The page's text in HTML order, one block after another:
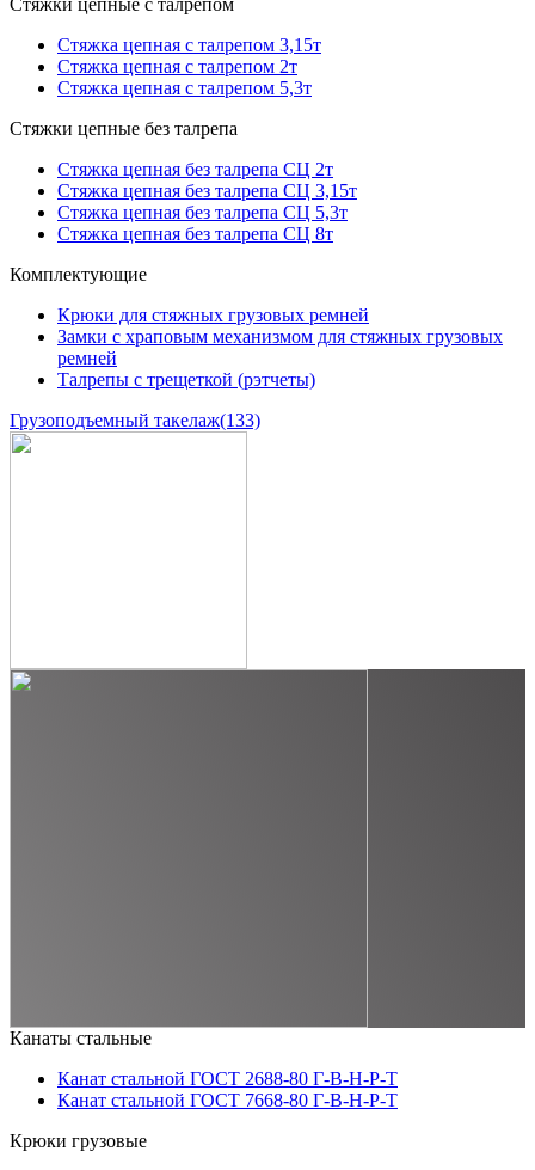
Стяжки цепные с талрепом
Стяжка цепная с талрепом 3,15т
Стяжка цепная с талрепом 2т
Стяжка цепная с талрепом 5,3т
Стяжки цепные без талрепа
Стяжка цепная без талрепа СЦ 2т
Стяжка цепная без талрепа СЦ 3,15т
Стяжка цепная без талрепа СЦ 5,3т
Стяжка цепная без талрепа СЦ 8т
Комплектующие
Крюки для стяжных грузовых ремней
Замки с храповым механизмом для стяжных грузовых
ремней
Талрепы с трещеткой (рэтчеты)
Грузоподъемный такелаж(133)
Канаты стальные
Канат стальной ГОСТ 2688-80 Г-В-Н-Р-Т
Канат стальной ГОСТ 7668-80 Г-В-Н-Р-Т
Крюки грузовые